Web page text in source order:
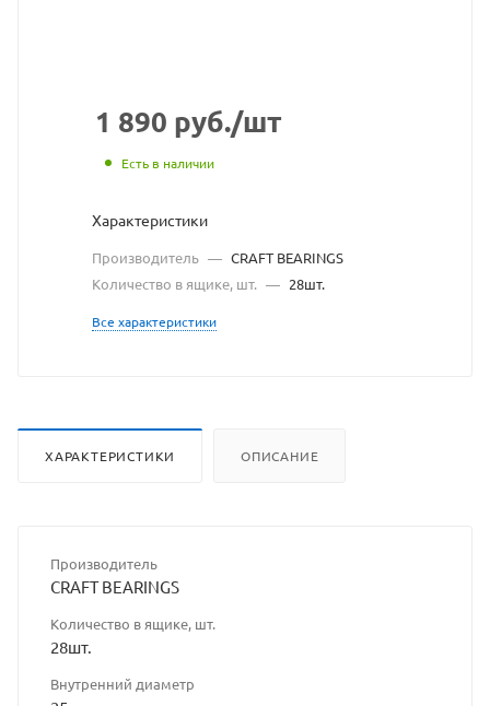
https://bearingstore.ru
по
ссылке
разрешения
владельца
сайта
1 890 руб./шт
Есть в наличии
Характеристики
Производитель — CRAFT BEARINGS
Количество в ящике, шт. — 28шт.
Все характеристики
ХАРАКТЕРИСТИКИ ОПИСАНИЕ
Производитель
CRAFT BEARINGS
Количество в ящике, шт.
28шт.
Внутренний диаметр